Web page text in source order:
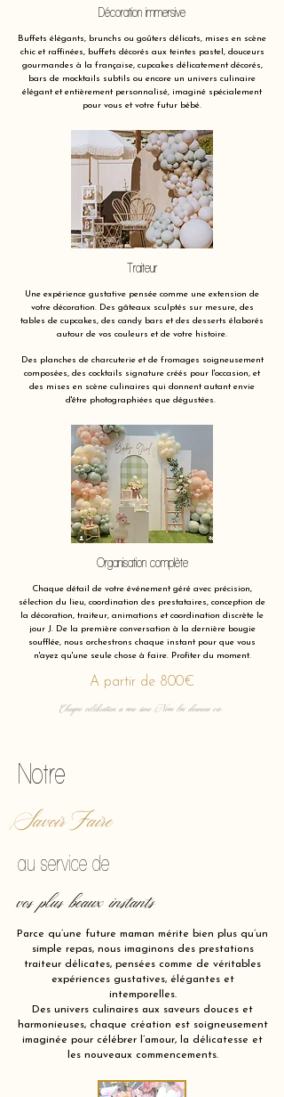
Décoration immersive
Buffets élégants, brunchs ou goûters délicats, mises en scène
chic et raffinées, buffets décorés aux teintes pastel, douceurs
gourmandes à la française, cupcakes délicatement décorés,
bars de mocktails subtils ou encore un univers culinaire
élégant et entièrement personnalisé, imaginé spécialement
pour vous et votre futur bébé.
Traiteur
Une expérience gustative pensée comme une extension de
votre décoration. Des gâteaux sculptés sur mesure, des
tables de cupcakes, des candy bars et des desserts élaborés
autour de vos couleurs et de votre histoire.
Des planches de charcuterie et de fromages soigneusement
composées, des cocktails signature créés pour l'occasion, et
des mises en scène culinaires qui donnent autant envie
d'être photographiées que dégustées.
Organisation complète
Chaque détail de votre événement géré avec précision,
sélection du lieu, coordination des prestataires, conception de
la décoration, traiteur, animations et coordination discrète le
jour J. De la première conversation à la dernière bougie
soufflée, nous orchestrons chaque instant pour que vous
n'ayez qu'une seule chose à faire. Profiter du moment.
A partir de 800€
Chaque célébration a une âme. Nous lui donnons vie.
Notre
Savoir Faire
au service de
vos plus beaux instants
Parce qu’une future maman mérite bien plus qu’un
simple repas, nous imaginons des prestations
traiteur délicates, pensées comme de véritables
expériences gustatives, élégantes et
intemporelles.
Des univers culinaires aux saveurs douces et
harmonieuses, chaque création est soigneusement
imaginée pour célébrer l’amour, la délicatesse et
les nouveaux commencements.